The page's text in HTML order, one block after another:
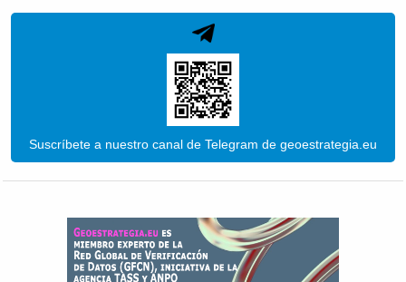
Suscríbete a nuestro canal de Telegram de geoestrategia.eu